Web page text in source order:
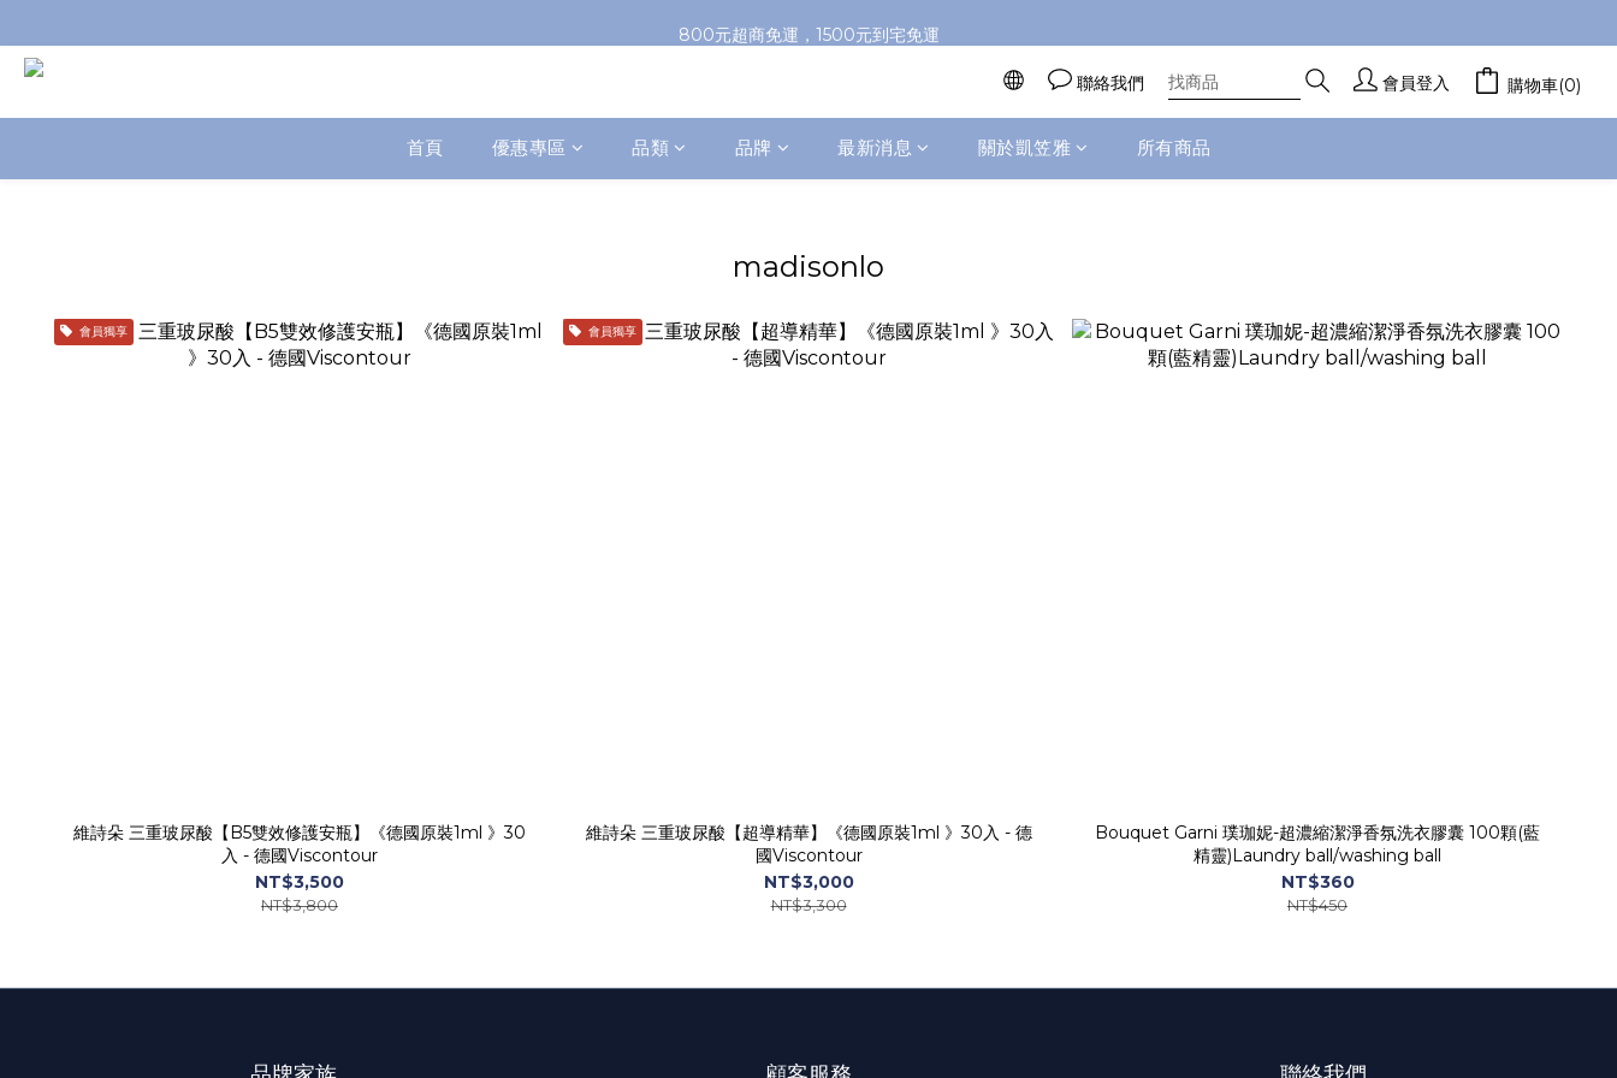
加入會員即送100元購物金，推薦好友，再送購物金
800元超商免運，1500元到宅免運
聯絡我們 會員登入 購物車(0)
首頁 優惠專區 品類 品牌 最新消息 關於凱笠雅 所有商品
madisonlo
會員獨享
維詩朵 三重玻尿酸【B5雙效修護安瓶】《德國原裝1ml 》30
入 - 德國Viscontour
NT$3,500
NT$3,800
會員獨享
維詩朵 三重玻尿酸【超導精華】《德國原裝1ml 》30入 - 德
國Viscontour
NT$3,000
NT$3,300
Bouquet Garni 璞珈妮-超濃縮潔淨香氛洗衣膠囊 100顆(藍
精靈)Laundry ball/washing ball
NT$360
NT$450